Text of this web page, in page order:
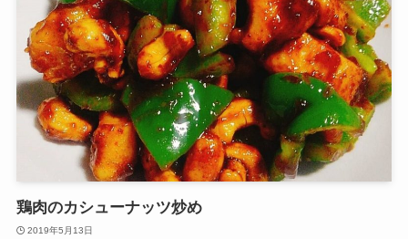
鶏肉のカシューナッツ炒め
2019年5月13日